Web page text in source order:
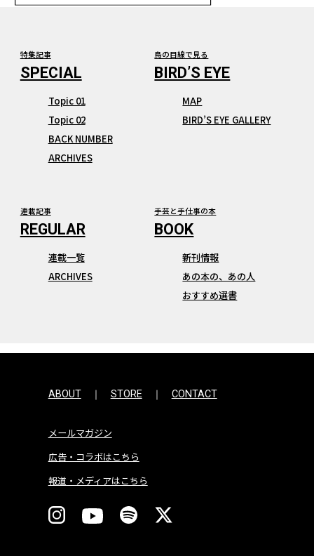
特集記事
Topic 01
Topic 02
BACK NUMBER
ARCHIVES
鳥の目線で見る
MAP
BIRD’S EYE GALLERY
連載記事
連載一覧
ARCHIVES
手芸と手仕事の本
新刊情報
あの本の、あの人
おすすめ選書
ABOUT STORE CONTACT
メールマガジン
広告・コラボはこちら
報道・メディアはこちら